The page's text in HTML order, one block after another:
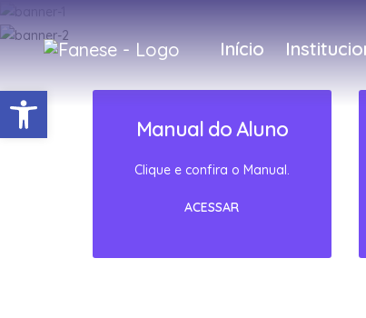
Início
Manual do Aluno
Clique e confira o Manual.
ACESSAR
Barra de Ferramentas